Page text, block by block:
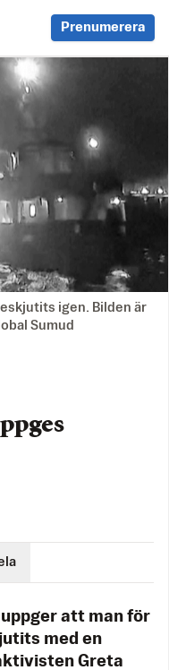
Prenumerera
igen. Bilden är
Sumud
uppger att man för
med en
Greta